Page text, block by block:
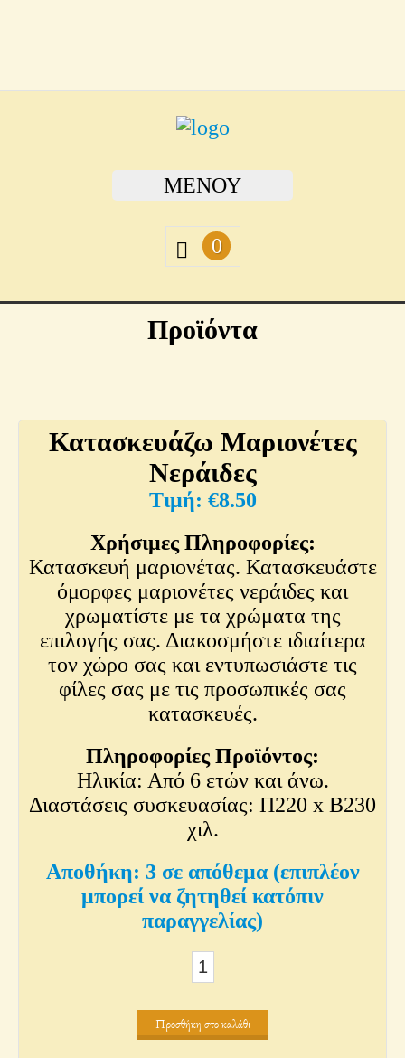
ΜΕΝΟΎ
0
Προϊόντα
Κατασκευάζω Μαριονέτες
Νεράιδες
€8.50
Χρήσιμες Πληροφορίες:
Κατασκευή μαριονέτας. Κατασκευάστε
όμορφες μαριονέτες νεράιδες και
χρωματίστε με τα χρώματα της
επιλογής σας. Διακοσμήστε ιδιαίτερα
τον χώρο σας και εντυπωσιάστε τις
φίλες σας με τις προσωπικές σας
κατασκευές.
Πληροφορίες Προϊόντος:
Ηλικία: Από 6 ετών και άνω.
Διαστάσεις συσκευασίας: Π220 x Β230
χιλ.
3 σε απόθεμα (επιπλέον
μπορεί να ζητηθεί κατόπιν
παραγγελίας)
Κατασκευάζω
Μαριονέτες
Νεράιδες
ποσότητα
Προσθήκη στο καλάθι